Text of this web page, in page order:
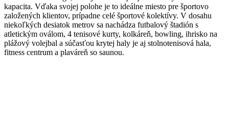
kapacita. Vďaka svojej polohe je to ideálne miesto pre športovo
založených klientov, prípadne celé športové kolektívy. V dosahu
niekoľkých desiatok metrov sa nachádza futbalový štadión s
atletickým oválom, 4 tenisové kurty, kolkáreň, bowling, ihrisko na
plážový volejbal a súčasťou krytej haly je aj stolnotenisová hala,
fitness centrum a plaváreň so saunou.